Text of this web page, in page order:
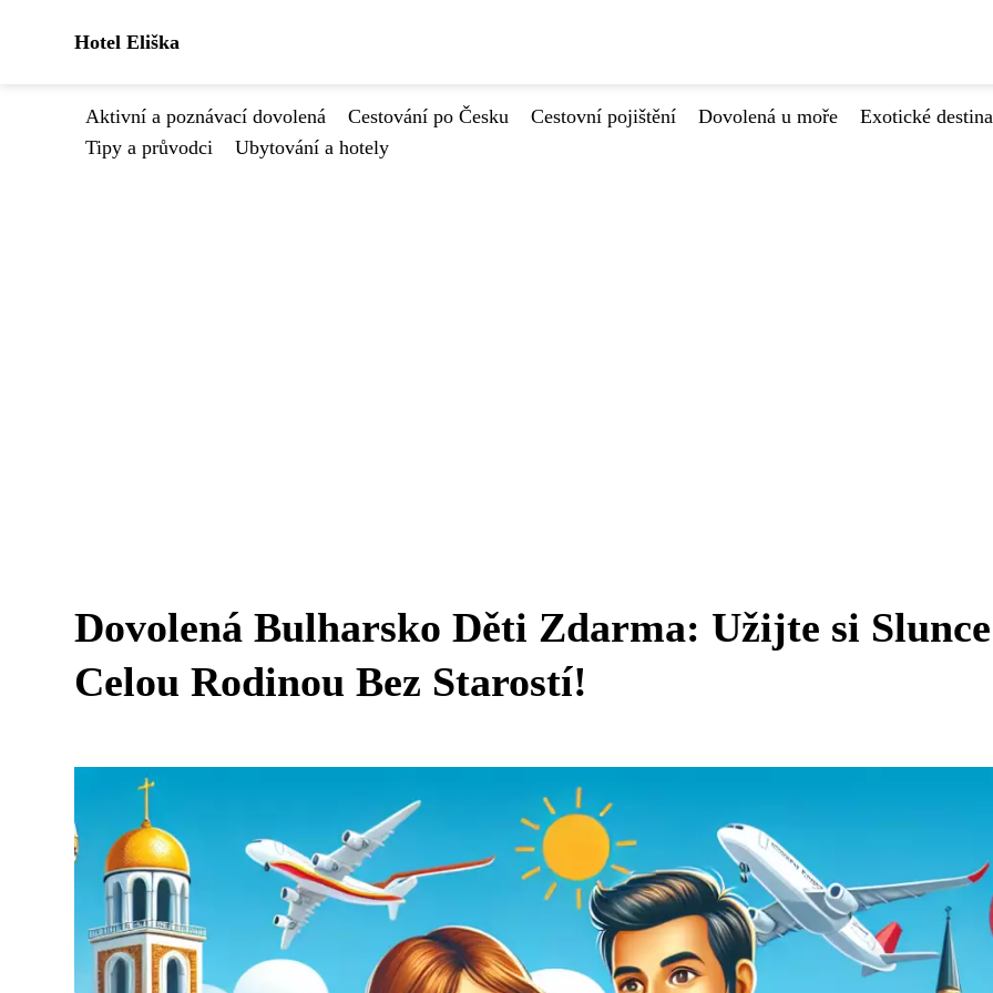
Hotel Eliška
Aktivní a poznávací dovolená Cestování po Česku Cestovní pojištění Dovolená u moře
Exotické
Tipy a průvodci
Ubytování a hotely
Dovolená Bulharsko Děti Zdarma: Užijte si
Celou Rodinou Bez Starostí!